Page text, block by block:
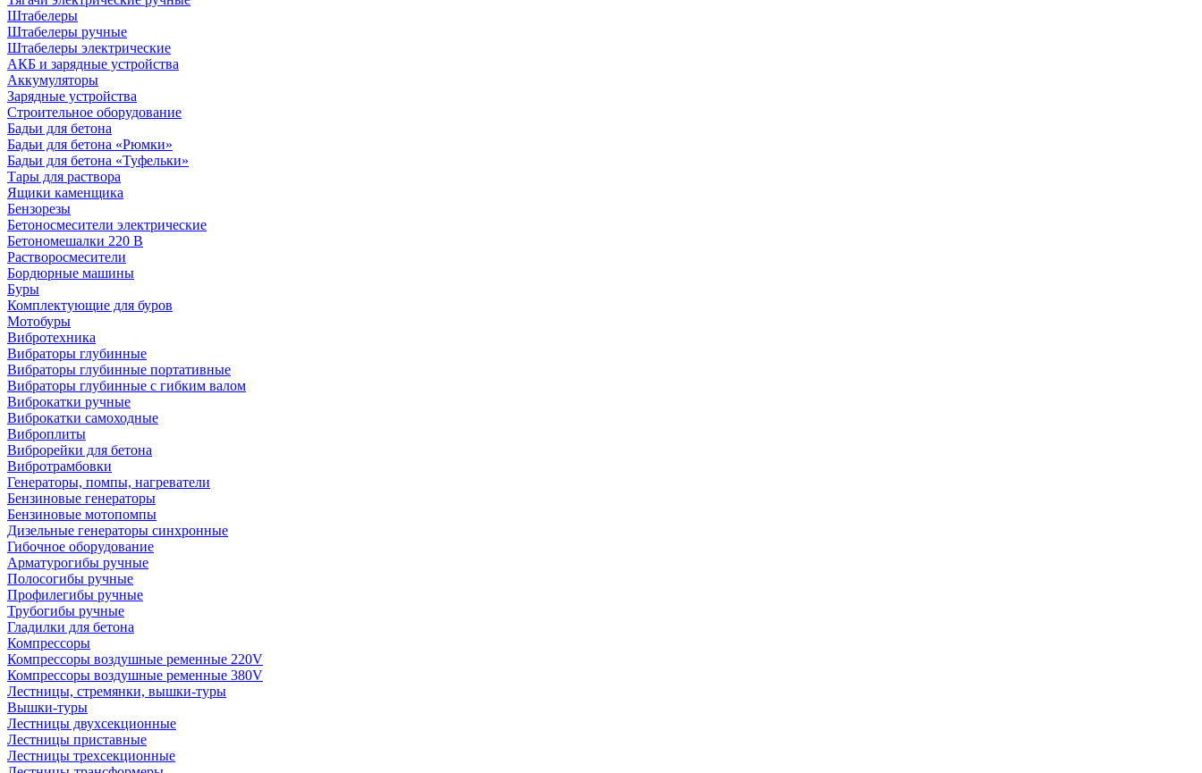
Штабелеры
Штабелеры ручные
Штабелеры электрические
АКБ и зарядные устройства
Аккумуляторы
Зарядные устройства
Строительное оборудование
Бадьи для бетона
Бадьи для бетона «Рюмки»
Бадьи для бетона «Туфельки»
Тары для раствора
Ящики каменщика
Бензорезы
Бетоносмесители электрические
Бетономешалки 220 В
Растворосмесители
Бордюрные машины
Буры
Комплектующие для буров
Мотобуры
Вибротехника
Вибраторы глубинные
Вибраторы глубинные портативные
Вибраторы глубинные с гибким валом
Виброкатки ручные
Виброкатки самоходные
Виброплиты
Виброрейки для бетона
Вибротрамбовки
Генераторы, помпы, нагреватели
Бензиновые генераторы
Бензиновые мотопомпы
Дизельные генераторы синхронные
Гибочное оборудование
Арматурогибы ручные
Полосогибы ручные
Профилегибы ручные
Трубогибы ручные
Гладилки для бетона
Компрессоры
Компрессоры воздушные ременные 220V
Компрессоры воздушные ременные 380V
Лестницы, стремянки, вышки-туры
Вышки-туры
Лестницы двухсекционные
Лестницы приставные
Лестницы трехсекционные